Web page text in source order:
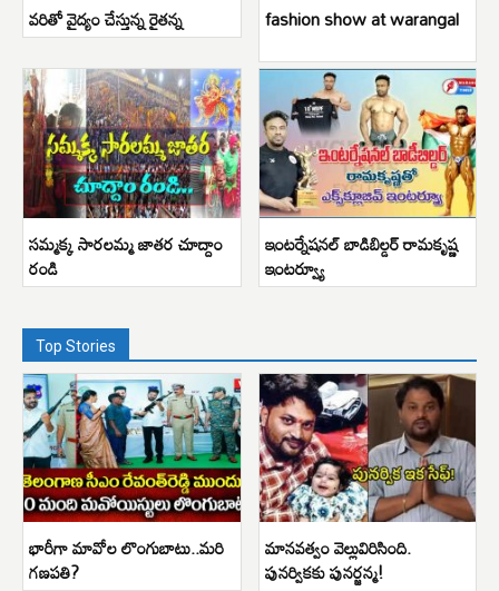
వరితో వైద్యం చేస్తున్న రైతన్న fashion show at warangal
సమ్మక్క సారలమ్మ జాతర చూద్దాం
రండి
ఇంటర్నేషనల్ బాడిబిల్డర్ రామకృష్ణ
ఇంటర్వ్యూ
Top Stories
భారీగా మావోల లొంగుబాటు..మరి
గణపతి?
మానవత్వం వెల్లువిరిసింది.
పునర్వికకు పునర్జన్మ!